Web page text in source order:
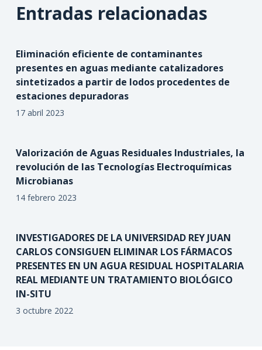
Entradas relacionadas
Eliminación eficiente de contaminantes
presentes en aguas mediante catalizadores
sintetizados a partir de lodos procedentes de
estaciones depuradoras
17 abril 2023
Valorización de Aguas Residuales Industriales, la
revolución de las Tecnologías Electroquímicas
Microbianas
14 febrero 2023
INVESTIGADORES DE LA UNIVERSIDAD REY JUAN
CARLOS CONSIGUEN ELIMINAR LOS FÁRMACOS
PRESENTES EN UN AGUA RESIDUAL HOSPITALARIA
REAL MEDIANTE UN TRATAMIENTO BIOLÓGICO
IN-SITU
3 octubre 2022